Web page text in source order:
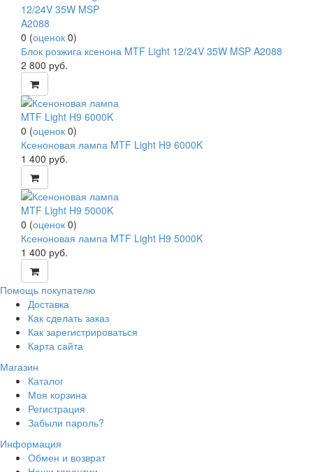
0 (оценок 0)
Блок розжига ксенона MTF Light 12/24V 35W MSP A2088
2 800 руб.
0 (оценок 0)
Ксеноновая лампа MTF Light H9 6000K
1 400 руб.
0 (оценок 0)
Ксеноновая лампа MTF Light H9 5000K
1 400 руб.
Помощь покупателю
Доставка
Как сделать заказ
Как зарегистрироваться
Карта сайта
Магазин
Каталог
Моя корзина
Регистрация
Забыли пароль?
Информация
Обмен и возврат